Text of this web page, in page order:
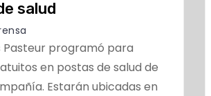
salud
Pasteur programó para
en postas de salud de
Estarán ubicadas en